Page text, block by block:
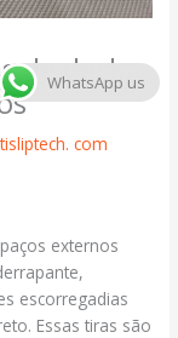
de deck:
com
externos
escorregadias
Essas tiras são
WhatsApp us